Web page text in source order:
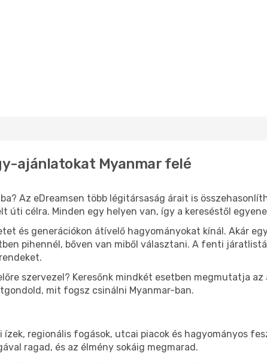
ajánlatokat Myanmar felé
Az eDreamsen több légitársaság árait is
úti célra. Minden egy helyen van, így a kereséstől
és generációkon átívelő hagyományokat kínál. Akár
pihennél, bőven van miből választani. A fenti
szervezel? Keresőnk mindkét esetben megmutatja
mit fogsz csinálni Myanmar-ban.
regionális fogások, utcai piacok és hagyományos
ragad, és az élmény sokáig megmarad.